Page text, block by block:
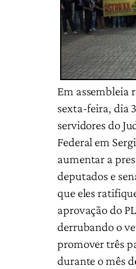
Em assembleia
sexta-feira, dia
servidores do
Federal em
aumentar a
deputados e
que eles
aprovação do
derrubando o
promover três
durante o mês